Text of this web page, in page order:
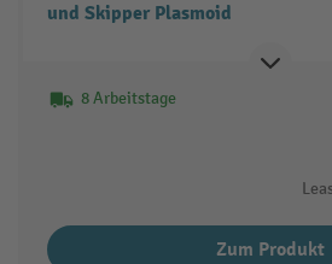
und Skipper Plasmoid
8 Arbeitstage
Zum Produkt